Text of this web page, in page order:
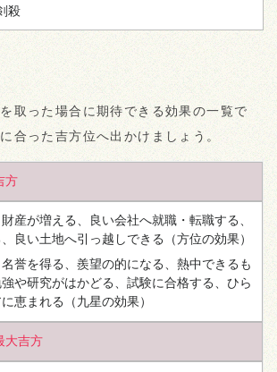
殺
取った場合に期待できる効果の一覧で
合った吉方位へ出かけましょう。
方
産が増える、良い会社へ就職・転職する、
良い土地へ引っ越しできる （方位の効果）
誉を得る、羨望の的になる、熱中できるも
や研究がはかどる、試験に合格する、ひら
恵まれる （九星の効果）
大吉方